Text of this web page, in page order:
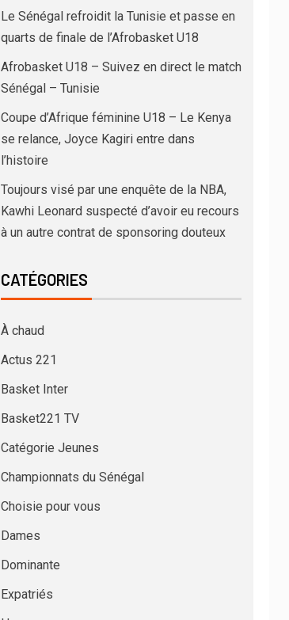
Le Sénégal refroidit la Tunisie et passe en
quarts de finale de l’Afrobasket U18
Afrobasket U18 – Suivez en direct le match
Sénégal – Tunisie
Coupe d’Afrique féminine U18 – Le Kenya
se relance, Joyce Kagiri entre dans
l’histoire
Toujours visé par une enquête de la NBA,
Kawhi Leonard suspecté d’avoir eu recours
à un autre contrat de sponsoring douteux
CATÉGORIES
À chaud
Actus 221
Basket Inter
Basket221 TV
Catégorie Jeunes
Championnats du Sénégal
Choisie pour vous
Dames
Dominante
Expatriés